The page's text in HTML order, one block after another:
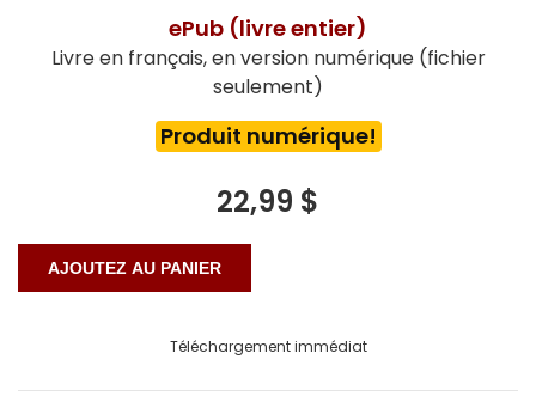
ePub (livre entier)
Livre en français, en version numérique (fichier
seulement)
Produit numérique!
22,99 $
Téléchargement immédiat